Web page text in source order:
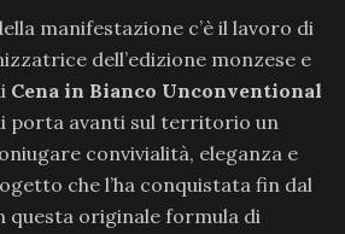
manifestazione c’è il lavoro di
dell’edizione monzese e
Cena in Bianco Unconventional
porta avanti sul territorio un
convivialità, eleganza e
che l’ha conquistata fin dal
originale formula di